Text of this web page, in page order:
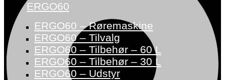
ERGO60
ERGO60 – Røremaskine
ERGO60 – Tilvalg
ERGO60 – Tilbehør – 60 L
ERGO60 – Tilbehør – 30 L
ERGO60 – Udstyr